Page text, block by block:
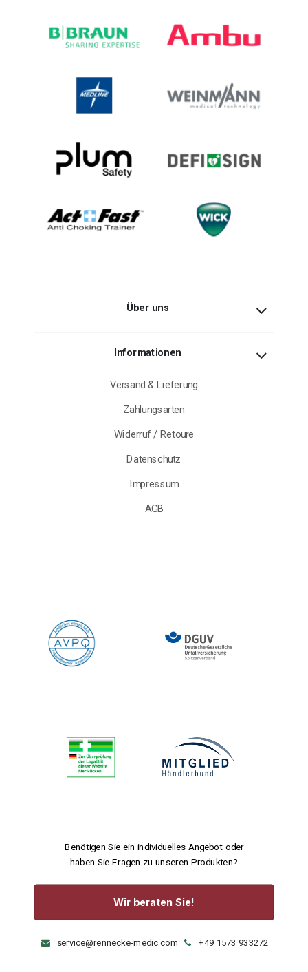
Über uns
Informationen
Versand & Lieferung
Zahlungsarten
Widerruf / Retoure
Datenschutz
Impressum
AGB
Benötigen Sie ein individuelles Angebot oder
haben Sie Fragen zu unseren Produkten?
Wir beraten Sie!
service@rennecke-medic.com +49 1573 933272